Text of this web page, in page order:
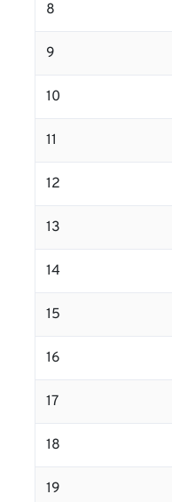
8
9
10
11
12
13
14
15
16
17
18
19